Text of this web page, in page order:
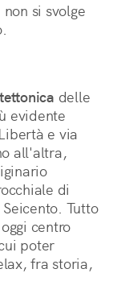
si svolge
delle
evidente
e via
all'altra,
di
Tutto
centro
poter
fra storia,